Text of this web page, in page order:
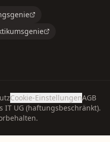
Cookie-EinstellungenAGB
UG (haftungsbeschränkt).